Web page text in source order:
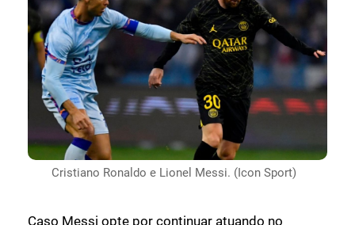
Cristiano Ronaldo e Lionel Messi. (Icon Sport)
Caso Messi opte por continuar atuando no